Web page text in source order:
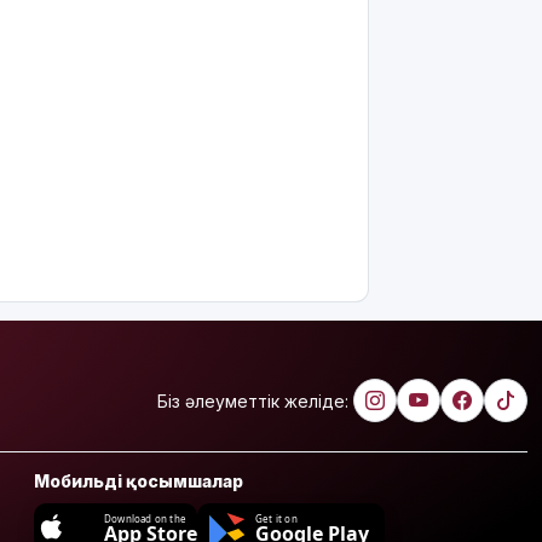
Біз әлеуметтік желіде:
Мобильді қосымшалар
Download on the
App Store
Get it on
Google Play